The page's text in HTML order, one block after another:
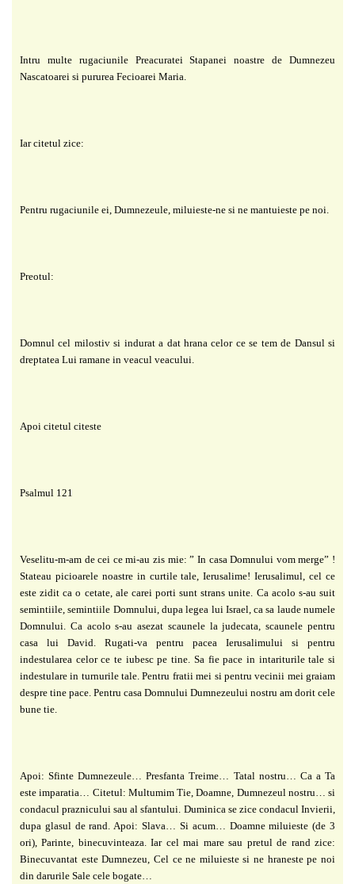
Intru multe rugaciunile Preacuratei Stapanei noastre de Dumnezeu
Nascatoarei si pururea Fecioarei Maria.
Iar citetul zice:
Pentru rugaciunile ei, Dumnezeule, miluieste-ne si ne mantuieste pe noi.
Preotul:
Domnul cel milostiv si indurat a dat hrana celor ce se tem de Dansul si
dreptatea Lui ramane in veacul veacului.
Apoi citetul citeste
Psalmul 121
Veselitu-m-am de cei ce mi-au zis mie: ” In casa Domnului vom merge” !
Stateau picioarele noastre in curtile tale, Ierusalime! Ierusalimul, cel ce
este zidit ca o cetate, ale carei porti sunt strans unite. Ca acolo s-au suit
semintiile, semintiile Domnului, dupa legea lui Israel , ca sa laude numele
Domnului. Ca acolo s-au asezat scaunele la judecata, scaunele pentru
casa lui David. Rugati-va pentru pacea Ierusalimului si pentru
indestularea celor ce te iubesc pe tine. Sa fie pace in intariturile tale si
indestulare in turnurile tale. Pentru fratii mei si pentru vecinii mei graiam
despre tine pace. Pentru casa Domnului Dumnezeului nostru am dorit cele
bune tie.
Apoi: Sfinte Dumnezeule… Presfanta Treime… Tatal nostru… Ca a Ta
este imparatia… Citetul: Multumim Tie, Doamne, Dumnezeul nostru… si
condacul praznicului sau al sfantului. Duminica se zice condacul Invierii,
dupa glasul de rand. Apoi: Slava… Si acum… Doamne miluieste (de 3
ori), Parinte, binecuvinteaza. Iar cel mai mare sau pretul de rand zice:
Binecuvantat este Dumnezeu, Cel ce ne miluieste si ne hraneste pe noi
din darurile Sale cele bogate…